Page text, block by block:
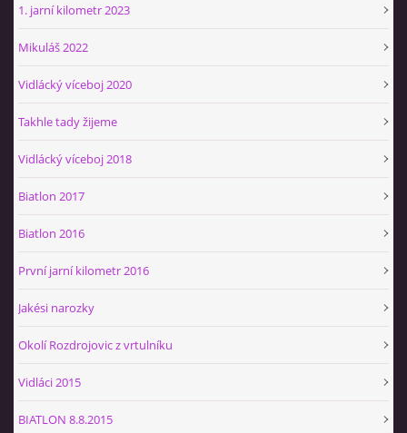
© 2026 eStránky.cz
|
1. jarní kilometr 2023
Mikuláš 2022
Vidlácký víceboj 2020
Takhle tady žijeme
Vidlácký víceboj 2018
Biatlon 2017
Biatlon 2016
První jarní kilometr 2016
Jakési narozky
Okolí Rozdrojovic z vrtulníku
Vidláci 2015
BIATLON 8.8.2015